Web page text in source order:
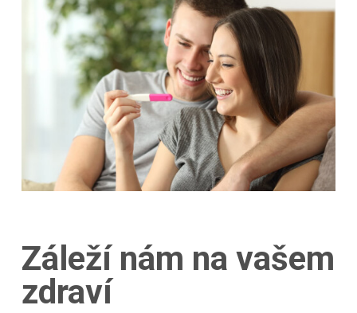
Záleží nám na vašem
zdraví